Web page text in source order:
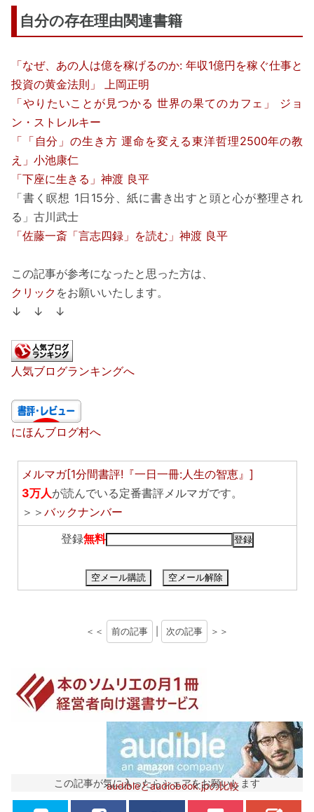
自分の存在理由関連書籍
「なぜ、あの人は億を稼げるのか: 年収1億円を稼ぐ仕事と
投資の黄金法則」 上岡正明
「やりたいことが見つかる 世界の果てのカフェ」 ジョ
ン・ストレルキー
「「自分」の生き方 運命を変える東洋哲理2500年の教
え」小池康仁
「下座に生きる」神渡 良平
「書く瞑想 1日15分、紙に書き出すと頭と心が整理され
る」古川武士
「佐藤一斎「言志四録」を読む」神渡 良平
この記事が参考になったと思った方は、
クリック をお願いいたします。
↓ ↓ ↓
人気ブログランキングへ
にほんブログ村へ
メルマガ[1分間書評!『一日一冊:人生の智恵』]
3万人が読んでいる定番書評メルマガです。
＞＞ バックナンバー
登録無料
空メール購読 空メール解除
＜＜ 前の記事 次の記事 ＞＞
audibleとaudiobook.jpの比較
この記事が気に入ったらシェアをお願いします